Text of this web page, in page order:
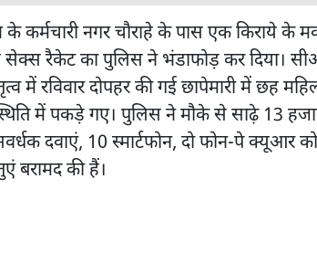
के कर्मचारी नगर चौराहे के पास एक किराये के
रैकेट का पुलिस ने भंडाफोड़ कर दिया।
में रविवार दोपहर की गई छापेमारी में छह
में पकड़े गए। पुलिस ने मौके से साढ़े 13
दवाएं, 10 स्मार्टफोन, दो फोन-पे क्यूआर
बरामद की हैं।